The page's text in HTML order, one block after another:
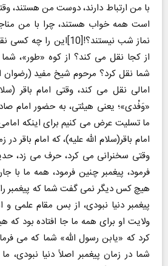
با من ارتباط دارند، دوست من هستند،
است همه خواب هستند، چرا با من
نماز شب نیستند؟![10]این
از کجا نقل می کند؟ از کوه «طور»،
شما نقل کرد؟ مرحوم شیخ مفید (رضوان
امالی نقل می کند، وقتی امام باقر
«وَفْدی»؛ یعنی هیئتی، به حضور امام
ما تسلیت عرض می کنیم برای اینکه
امام باقر(سلام الله علیه)، که امام باقر در
وقتی سخنرانی می کرد، حرف می زد،
فرمود، پیغمبر چنین فرمود، همه ما با
هیچ کس دیگر نمی گفت شما که پیغمبر
پیغمبر دنیا نبودی، از بس مقام علمی
ولایت او برای همه ما جا افتاده بود
کرد که «یابن رسول الله» شما که می
شما در زمان پیغمبر اصلاً دنیا